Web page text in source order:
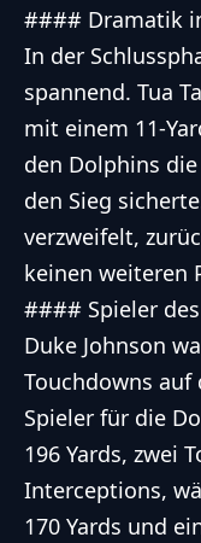
#### Dramatik
In der
spannend. Tua
mit einem 11-
den Dolphins
den Sieg
verzweifelt,
keinen weiteren
#### Spieler
Duke Johnson
Touchdowns auf
Spieler für die
196 Yards, zwei
Interceptions,
170 Yards und